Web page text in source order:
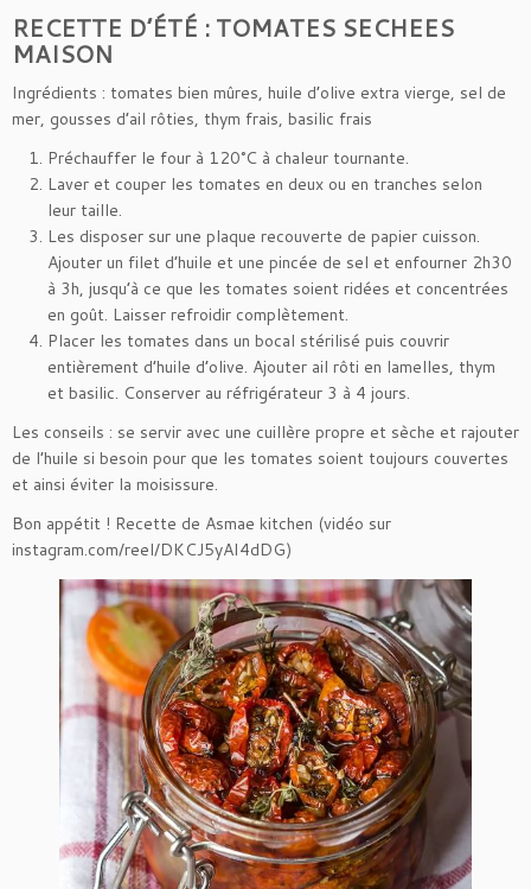
RECETTE D’ÉTÉ : TOMATES SECHEES
MAISON
Ingrédients : tomates bien mûres, huile d’olive extra vierge, sel de
mer, gousses d’ail rôties, thym frais, basilic frais
Préchauffer le four à 120°C à chaleur tournante.
Laver et couper les tomates en deux ou en tranches selon
leur taille.
Les disposer sur une plaque recouverte de papier cuisson.
Ajouter un filet d’huile et une pincée de sel et enfourner 2h30
à 3h, jusqu’à ce que les tomates soient ridées et concentrées
en goût. Laisser refroidir complètement.
Placer les tomates dans un bocal stérilisé puis couvrir
entièrement d’huile d’olive. Ajouter ail rôti en lamelles, thym
et basilic. Conserver au réfrigérateur 3 à 4 jours.
Les conseils : se servir avec une cuillère propre et sèche et rajouter
de l’huile si besoin pour que les tomates soient toujours couvertes
et ainsi éviter la moisissure.
Bon appétit ! Recette de Asmae kitchen (vidéo sur
instagram.com/reel/DKCJ5yAI4dDG)